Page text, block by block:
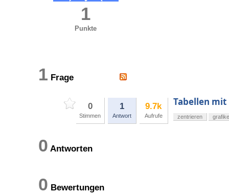
1
Punkte
1 Frage
0
Stimmen
1
Antwort
9.7k
Aufrufe
Tabellen mit
zentrieren
0 Antworten
0 Bewertungen